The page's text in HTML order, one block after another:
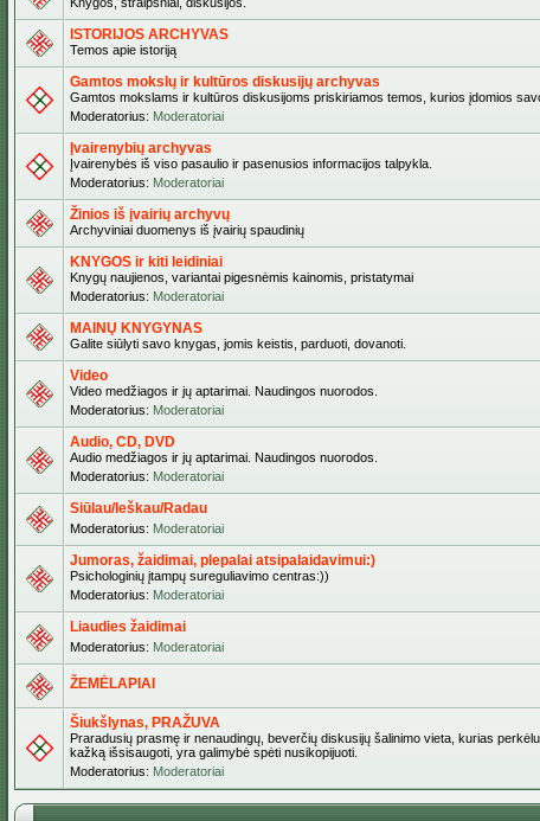
ISTORIJOS ARCHYVAS
Temos apie istoriją
Gamtos mokslų ir kultūros diskusijų archyvas
Gamtos mokslams ir kultūros diskusijoms priskiriamos temos, kurios įdomios
Moderatorius: Moderatoriai
Įvairenybių archyvas
Įvairenybės iš viso pasaulio ir pasenusios informacijos talpykla.
Moderatorius: Moderatoriai
Žinios iš įvairių archyvų
Archyviniai duomenys iš įvairių spaudinių
KNYGOS ir kiti leidiniai
Knygų naujienos, variantai pigesnėmis kainomis, pristatymai
Moderatorius: Moderatoriai
MAINŲ KNYGYNAS
Galite siūlyti savo knygas, jomis keistis, parduoti, dovanoti.
Video
Video medžiagos ir jų aptarimai. Naudingos nuorodos.
Moderatorius: Moderatoriai
Audio, CD, DVD
Audio medžiagos ir jų aptarimai. Naudingos nuorodos.
Moderatorius: Moderatoriai
Siūlau/Ieškau/Radau
Moderatorius: Moderatoriai
Jumoras, žaidimai, plepalai atsipalaidavimui:)
Psichologinių įtampų sureguliavimo centras:))
Moderatorius: Moderatoriai
Liaudies žaidimai
Moderatorius: Moderatoriai
ŽEMĖLAPIAI
Šiukšlynas, PRAŽUVA
Praradusių prasmę ir nenaudingų, beverčių diskusijų šalinimo vieta, kurias
kažką išsisaugoti, yra galimybė spėti nusikopijuoti.
Moderatorius: Moderatoriai